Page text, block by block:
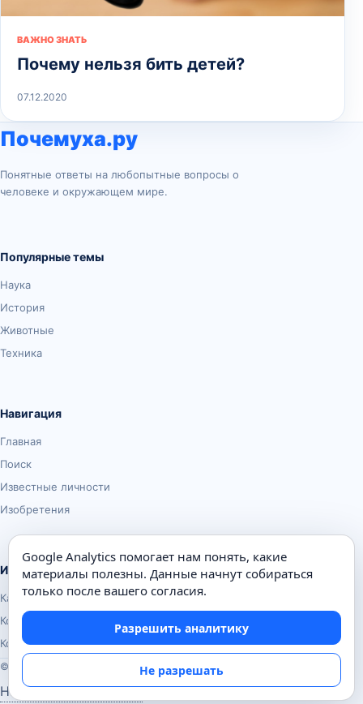
ВАЖНО ЗНАТЬ
Почему нельзя бить детей?
07.12.2020
Почемуха.ру
Понятные ответы на любопытные вопросы о
человеке и окружающем мире.
Популярные темы
Наука
История
Животные
Техника
Навигация
Главная
Поиск
Известные личности
Изобретения
Информация
Карта сайта
Контакты
Конфиденциальность
© Почемуха.ру, 2010–2026
Настройки аналитики
Google Analytics помогает нам понять, какие
материалы полезны. Данные начнут собираться
только после вашего согласия.
Разрешить аналитику
Не разрешать